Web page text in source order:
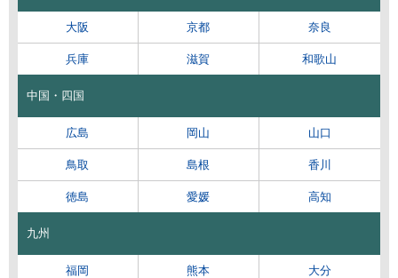
大阪 京都 奈良
兵庫 滋賀 和歌山
中国・四国
広島 岡山 山口
鳥取 島根 香川
徳島 愛媛 高知
九州
福岡 熊本 大分